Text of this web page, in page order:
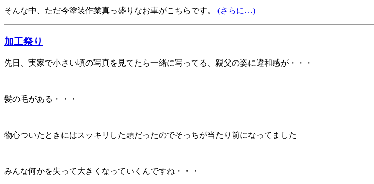
そんな中、ただ今塗装作業真っ盛りなお車がこちらです。 (さらに…)
加工祭り
先日、実家で小さい頃の写真を見てたら一緒に写ってる、親父の姿に違和感が・・・
髪の毛がある・・・
物心ついたときにはスッキリした頭だったのでそっちが当たり前になってました
みんな何かを失って大きくなっていくんですね・・・